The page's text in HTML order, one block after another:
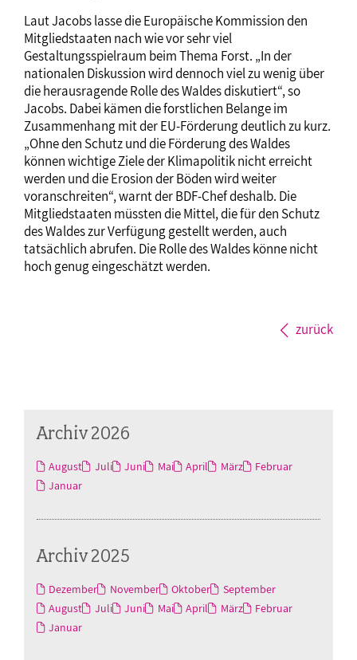
Laut Jacobs lasse die Europäische Kommission den
Mitgliedstaaten nach wie vor sehr viel
Gestaltungsspielraum beim Thema Forst. „In der
nationalen Diskussion wird dennoch viel zu wenig über
die herausragende Rolle des Waldes diskutiert“, so
Jacobs. Dabei kämen die forstlichen Belange im
Zusammenhang mit der EU-Förderung deutlich zu kurz.
„Ohne den Schutz und die Förderung des Waldes
können wichtige Ziele der Klimapolitik nicht erreicht
werden und die Erosion der Böden wird weiter
voranschreiten“, warnt der BDF-Chef deshalb. Die
Mitgliedstaaten müssten die Mittel, die für den Schutz
des Waldes zur Verfügung gestellt werden, auch
tatsächlich abrufen. Die Rolle des Waldes könne nicht
hoch genug eingeschätzt werden.
zurück
Archiv 2026
August Juli Juni Mai April März
Februar
Januar
Archiv 2025
Dezember November Oktober
September
August
Juli Juni Mai April März
Februar
Januar